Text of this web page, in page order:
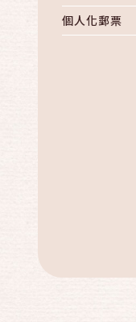
個人化郵票